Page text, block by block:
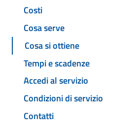
Costi
Cosa serve
Cosa si ottiene
Tempi e scadenze
Accedi al servizio
Condizioni di servizio
Contatti